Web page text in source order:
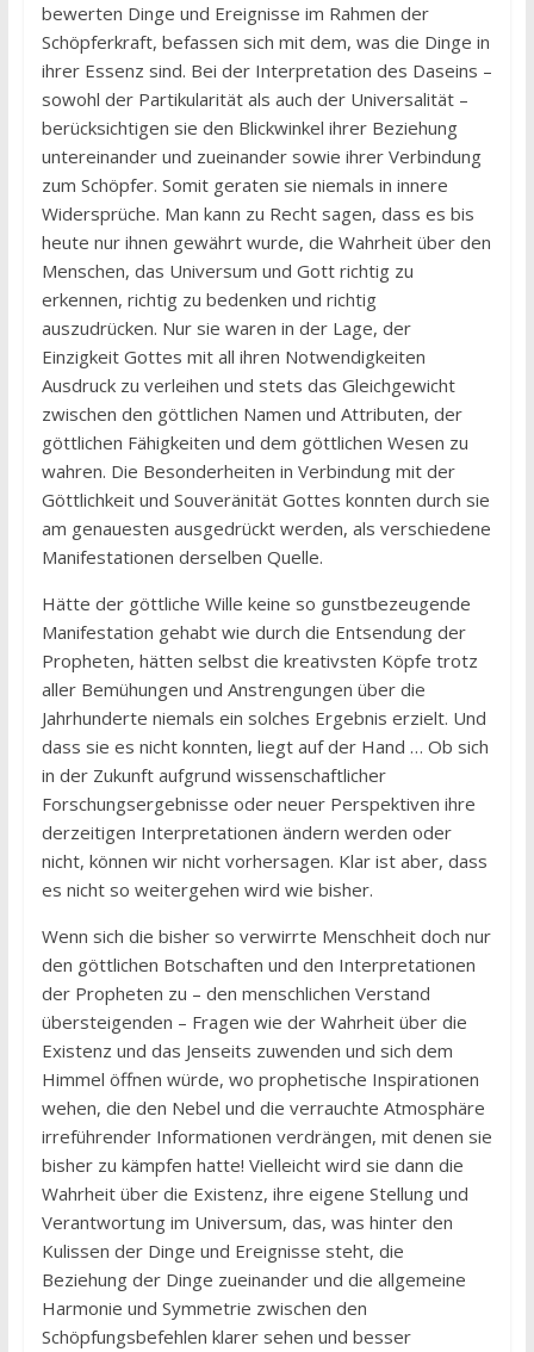
bewerten Dinge und Ereignisse im Rahmen der
Schöpferkraft, befassen sich mit dem, was die Dinge in
ihrer Essenz sind. Bei der Interpretation des Daseins –
sowohl der Partikularität als auch der Universalität –
berücksichtigen sie den Blickwinkel ihrer Beziehung
untereinander und zueinander sowie ihrer Verbindung
zum Schöpfer. Somit geraten sie niemals in innere
Widersprüche. Man kann zu Recht sagen, dass es bis
heute nur ihnen gewährt wurde, die Wahrheit über den
Menschen, das Universum und Gott richtig zu
erkennen, richtig zu bedenken und richtig
auszudrücken. Nur sie waren in der Lage, der
Einzigkeit Gottes mit all ihren Notwendigkeiten
Ausdruck zu verleihen und stets das Gleichgewicht
zwischen den göttlichen Namen und Attributen, der
göttlichen Fähigkeiten und dem göttlichen Wesen zu
wahren. Die Besonderheiten in Verbindung mit der
Göttlichkeit und Souveränität Gottes konnten durch sie
am genauesten ausgedrückt werden, als verschiedene
Manifestationen derselben Quelle.
Hätte der göttliche Wille keine so gunstbezeugende
Manifestation gehabt wie durch die Entsendung der
Propheten, hätten selbst die kreativsten Köpfe trotz
aller Bemühungen und Anstrengungen über die
Jahrhunderte niemals ein solches Ergebnis erzielt. Und
dass sie es nicht konnten, liegt auf der Hand … Ob sich
in der Zukunft aufgrund wissenschaftlicher
Forschungsergebnisse oder neuer Perspektiven ihre
derzeitigen Interpretationen ändern werden oder
nicht, können wir nicht vorhersagen. Klar ist aber, dass
es nicht so weitergehen wird wie bisher.
Wenn sich die bisher so verwirrte Menschheit doch nur
den göttlichen Botschaften und den Interpretationen
der Propheten zu – den menschlichen Verstand
übersteigenden – Fragen wie der Wahrheit über die
Existenz und das Jenseits zuwenden und sich dem
Himmel öffnen würde, wo prophetische Inspirationen
wehen, die den Nebel und die verrauchte Atmosphäre
irreführender Informationen verdrängen, mit denen sie
bisher zu kämpfen hatte! Vielleicht wird sie dann die
Wahrheit über die Existenz, ihre eigene Stellung und
Verantwortung im Universum, das, was hinter den
Kulissen der Dinge und Ereignisse steht, die
Beziehung der Dinge zueinander und die allgemeine
Harmonie und Symmetrie zwischen den
Schöpfungsbefehlen klarer sehen und besser